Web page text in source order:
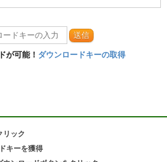
送信
が可能！ ダウンロードキーの取得
リック
キーを獲得